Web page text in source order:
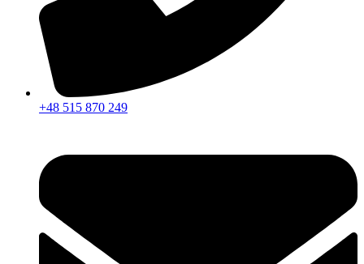
+48 515 870 249